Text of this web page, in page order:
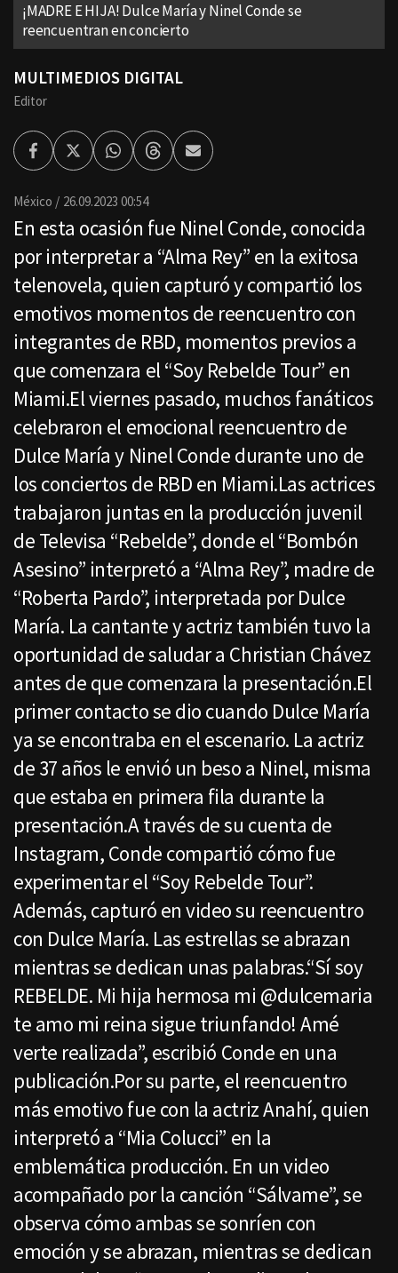
¡MADRE E HIJA! Dulce María y Ninel Conde se
reencuentran en concierto
MULTIMEDIOS DIGITAL
Editor
FacebookTwitterWhatsappThreadsEnviar
por
México 26.09.2023 00:54
En esta ocasión fue Ninel Conde, conocida
por interpretar a “Alma Rey” en la exitosa
telenovela, quien capturó y compartió los
emotivos momentos de reencuentro con
integrantes de RBD, momentos previos a
que comenzara el “Soy Rebelde Tour” en
Miami.El viernes pasado, muchos fanáticos
celebraron el emocional reencuentro de
Dulce María y Ninel Conde durante uno de
los conciertos de RBD en Miami.Las actrices
trabajaron juntas en la producción juvenil
de Televisa “Rebelde”, donde el “Bombón
Asesino” interpretó a “Alma Rey”, madre de
“Roberta Pardo”, interpretada por Dulce
María. La cantante y actriz también tuvo la
oportunidad de saludar a Christian Chávez
antes de que comenzara la presentación.El
primer contacto se dio cuando Dulce María
ya se encontraba en el escenario. La actriz
de 37 años le envió un beso a Ninel, misma
que estaba en primera fila durante la
presentación.A través de su cuenta de
Instagram, Conde compartió cómo fue
experimentar el “Soy Rebelde Tour”.
Además, capturó en video su reencuentro
con Dulce María. Las estrellas se abrazan
mientras se dedican unas palabras.“Sí soy
REBELDE. Mi hija hermosa mi @dulcemaria
te amo mi reina sigue triunfando! Amé
verte realizada”, escribió Conde en una
publicación.Por su parte, el reencuentro
más emotivo fue con la actriz Anahí, quien
interpretó a “Mia Colucci” en la
emblemática producción. En un video
acompañado por la canción “Sálvame”, se
observa cómo ambas se sonríen con
emoción y se abrazan, mientras se dedican